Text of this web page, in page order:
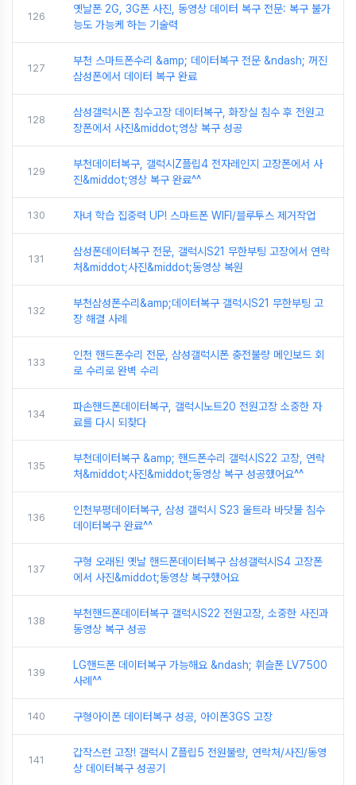
126
옛날폰 2G, 3G폰 사진, 동영상 데이터 복구 전문: 복구 불가
능도 가능케 하는 기술력
127
부천 스마트폰수리 &amp; 데이터복구 전문 &ndash; 꺼진
삼성폰에서 데이터 복구 완료
128
삼성갤럭시폰 침수고장 데이터복구, 화장실 침수 후 전원고
장폰에서 사진&middot;영상 복구 성공
129
부천데이터복구, 갤럭시Z플립4 전자레인지 고장폰에서 사
진&middot;영상 복구 완료^^
130 자녀 학습 집중력 UP! 스마트폰 WIFI/블루투스 제거작업
131
삼성폰데이터복구 전문, 갤럭시S21 무한부팅 고장에서 연락
처&middot;사진&middot;동영상 복원
132
부천삼성폰수리&amp;데이터복구 갤럭시S21 무한부팅 고
장 해결 사례
133
인천 핸드폰수리 전문, 삼성갤럭시폰 충전불량 메인보드 회
로 수리로 완벽 수리
134
파손핸드폰데이터복구, 갤럭시노트20 전원고장 소중한 자
료를 다시 되찾다
135
부천데이터복구 &amp; 핸드폰수리 갤럭시S22 고장, 연락
처&middot;사진&middot;동영상 복구 성공했어요^^
136
인천부평데이터복구, 삼성 갤럭시 S23 울트라 바닷물 침수
데이터복구 완료^^
137
구형 오래된 옛날 핸드폰데이터복구 삼성갤럭시S4 고장폰
에서 사진&middot;동영상 복구했어요
138
부천핸드폰데이터복구 갤럭시S22 전원고장, 소중한 사진과
동영상 복구 성공
139
LG핸드폰 데이터복구 가능해요 &ndash; 휘슬폰 LV7500
사례^^
140 구형아이폰 데이터복구 성공, 아이폰3GS 고장
141
갑작스런 고장! 갤럭시 Z플립5 전원불량, 연락처/사진/동영
상 데이터복구 성공기